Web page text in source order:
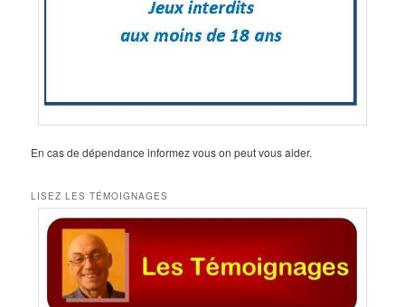
En cas de dépendance informez vous on peut vous aider.
LISEZ LES TÉMOIGNAGES